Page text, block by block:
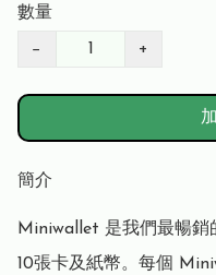
數量
− +
簡介
Miniwallet 是我們最暢銷
10張卡及紙幣。每個